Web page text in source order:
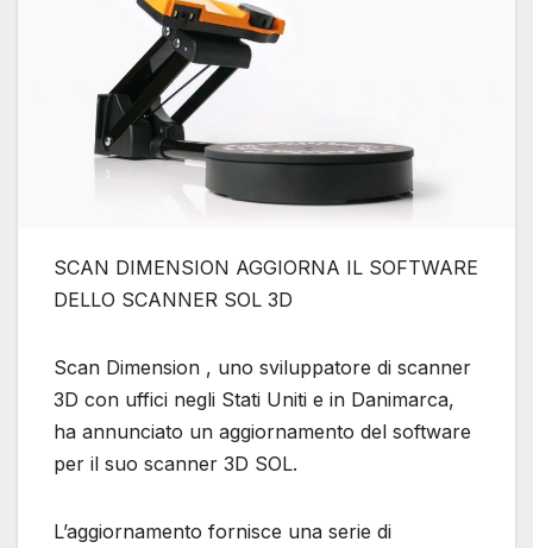
SCAN DIMENSION AGGIORNA IL SOFTWARE
DELLO SCANNER SOL 3D
Scan Dimension , uno sviluppatore di scanner
3D con uffici negli Stati Uniti e in Danimarca,
ha annunciato un aggiornamento del software
per il suo scanner 3D SOL.
L’aggiornamento fornisce una serie di